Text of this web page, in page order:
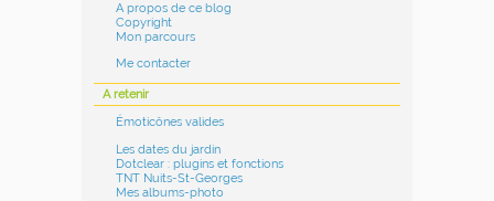
A propos de ce blog
Copyright
Mon parcours
Me contacter
A retenir
Émoticônes valides
Les dates du jardin
Dotclear : plugins et fonctions
TNT Nuits-St-Georges
Mes albums-photo